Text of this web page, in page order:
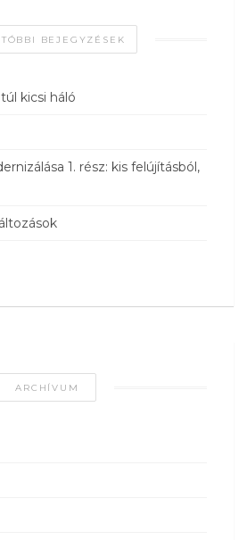
BEJEGYZÉSEK
kicsi háló
1. rész: kis felújításból,
ARCHÍVUM